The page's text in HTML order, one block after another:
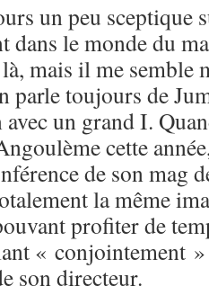
un peu sceptique
dans le monde du
mais il me semble
parle toujours de
un grand I.
cette
de son mag
la même
profiter de
« conjointement
son directeur.